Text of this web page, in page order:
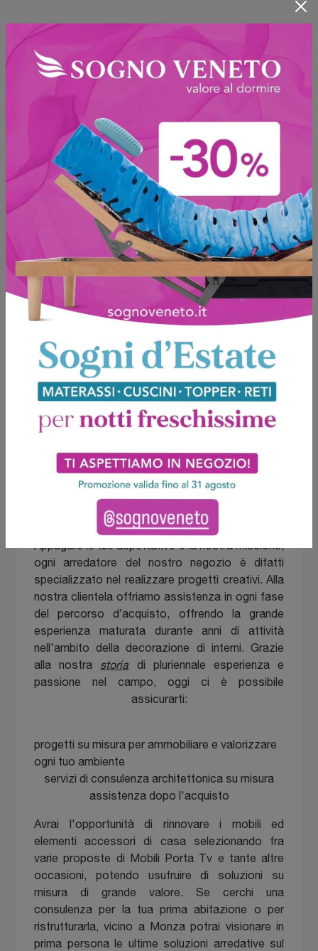
Mobili porta tv Monza
Ammobiliare i tuoi interni secondo il buon gusto e
una grande praticità è ora possibile grazie al
nostro rifornito negozio di arredo di Mobili Porta
Tv, dove consulenti specialisti ti aspettano per
offrire la loro assistenza. Per far sì che la tua
casa rifletta il mood e la personalità che ti
connotano, bisogna affidarsi ad un progetto
personalizzato e noi siamo specialisti in questo
campo, ti assicuriamo difatti un'ampia gamma di
servizi
Se vuoi dare vita al concept d'arredo che hai
sempre sognato, affidati al nostro negozio di
Mobili Porta Tv vicino a Monza
Contattaci e ottieni informazioni
su mobili e preventivi
Il nostro obiettivo è quello di riprogettare gli
stile in modo assai vivibile, siamo loshowroom
che ti garantisce una consulenza ad hoc. In
provincia di Milano ti aspetta il nostro rifornito
showroom, posto ideale per rinnovare il tuo
arredamento unendo design e convenienza.
Appagare le tue aspettative è la nostra missione,
ogni arredatore del nostro negozio è difatti
specializzato nel realizzare progetti creativi. Alla
nostra clientela offriamo assistenza in ogni fase
del percorso d’acquisto, offrendo la grande
esperienza maturata durante anni di attività
nell'ambito della decorazione di interni. Grazie
alla nostra storia di pluriennale esperienza e
passione nel campo, oggi ci è possibile
assicurarti:
progetti su misura per ammobiliare e valorizzare
ogni tuo ambiente
servizi di consulenza architettonica su misura
assistenza dopo l'acquisto
Avrai l'opportunità di rinnovare i mobili ed
elementi accessori di casa selezionando fra
varie proposte di Mobili Porta Tv e tante altre
occasioni, potendo usufruire di soluzioni su
misura di grande valore. Se cerchi una
consulenza per la tua prima abitazione o per
ristrutturarla, vicino a Monza potrai visionare in
prima persona le ultime soluzioni arredative sul